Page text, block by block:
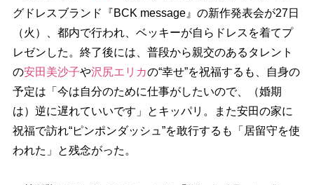
グドレスブランド『BCK message』の新作発表会が27日
（火）、都内で行われ、ベッキーが自らドレスを着てプ
レゼンした。終了後には、普段から親交のあるタレント
の安田美沙子 沢尻エリカの“幸せ”を祝福するも、自身の
予定は「今は自分のために仕事がしたいので、（婚期
は）逆に遅れていいです」とキッパリ。また安田の家に
祝福で訪れ“ピンポンダッシュ”を敢行するも「居留守を使
われた」と残念がった。